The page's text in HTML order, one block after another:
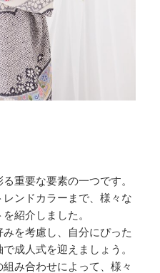
重要な要素の一つです。
ンドカラーまで、様々な
紹介しました。
を考慮し、自分にぴった
成人式を迎えましょう。
み合わせによって、様々